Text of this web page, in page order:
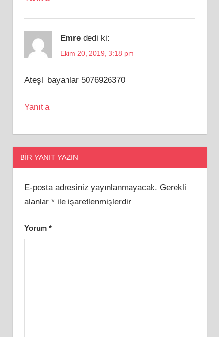
Emre dedi ki:
Ekim 20, 2019, 3:18 pm
Ateşli bayanlar 5076926370
Yanıtla
BIR YANIT YAZIN
E-posta adresiniz yayınlanmayacak. Gerekli
alanlar *ile işaretlenmişlerdir
Yorum *